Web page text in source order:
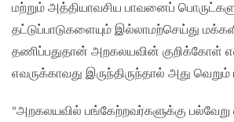
மற்றும் அத்தியாவசிய பாவனைப்
தட்டுப்பாடுகளையும் இல்லாமற்செய்து
தணிப்பதுதான் அறகலயவின் குறிக்கோள்
எவருக்காவது இருந்திருந்தால் அது வெறும்
“அறகலயவில் பங்கேற்றவர்களுக்கு பல்வேறு